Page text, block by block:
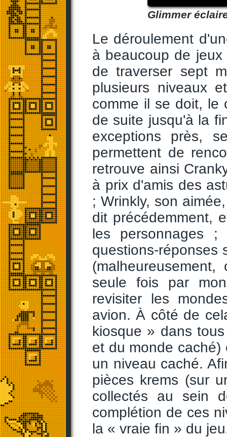
Glimmer
Le déroulement
à beaucoup de
de traverser sept
plusieurs niveaux
comme il se doit, le
de suite jusqu'à la
exceptions près,
permettent de
retrouve ainsi
à prix d'amis des
; Wrinkly, son
dit précédemment,
les personnages
questions-réponses
seule fois par
revisiter les
avion. À côté de
kiosque » dans
et du monde
un niveau caché.
pièces krems (sur
collectés au sein
complétion de ces
la « vraie fin » du